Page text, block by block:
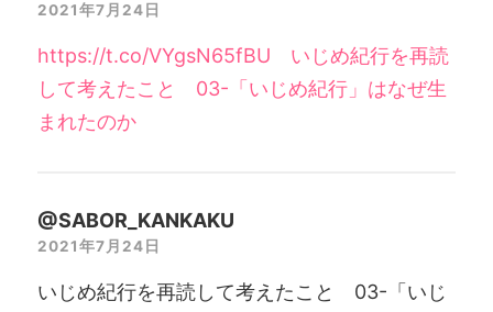
2021年7月24日
https://t.co/VYgsN65fBU いじめ紀行を再読
して考えたこと 03-「いじめ紀行」はなぜ生
まれたのか
@SABOR_KANKAKU
2021年7月24日
いじめ紀行を再読して考えたこと 03-「いじ